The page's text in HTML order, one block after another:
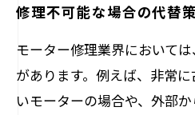
修理不可能な場合の代替策
モーター修理業界において
があります。例えば、非常
いモーターの場合や、外部